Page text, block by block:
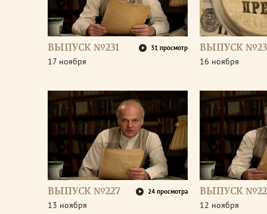
ВЫПУСК №231 31 просмотр
17 ноября
ВЫПУСК
16 ноября
ВЫПУСК №227 24 просмотра
13 ноября
ВЫПУСК
12 ноября